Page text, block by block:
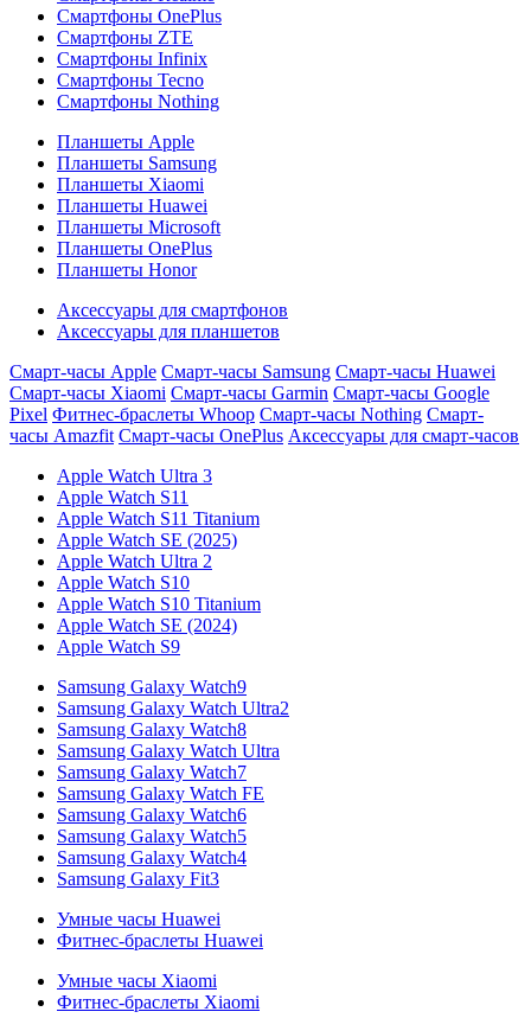
Смартфоны OnePlus
Смартфоны ZTE
Смартфоны Infinix
Смартфоны Tecno
Смартфоны Nothing
Планшеты Apple
Планшеты Samsung
Планшеты Xiaomi
Планшеты Huawei
Планшеты Microsoft
Планшеты OnePlus
Планшеты Honor
Аксессуары для смартфонов
Аксессуары для планшетов
Смарт-часы Apple Смарт-часы Samsung Смарт-часы Huawei
Смарт-часы Xiaomi Смарт-часы Garmin Смарт-часы Google
Pixel Фитнес-браслеты Whoop Смарт-часы Nothing Смарт-
часы Amazfit Смарт-часы OnePlus Аксессуары для смарт-часов
Apple Watch Ultra 3
Apple Watch S11
Apple Watch S11 Titanium
Apple Watch SE (2025)
Apple Watch Ultra 2
Apple Watch S10
Apple Watch S10 Titanium
Apple Watch SE (2024)
Apple Watch S9
Samsung Galaxy Watch9
Samsung Galaxy Watch Ultra2
Samsung Galaxy Watch8
Samsung Galaxy Watch Ultra
Samsung Galaxy Watch7
Samsung Galaxy Watch FE
Samsung Galaxy Watch6
Samsung Galaxy Watch5
Samsung Galaxy Watch4
Samsung Galaxy Fit3
Умные часы Huawei
Фитнес-браслеты Huawei
Умные часы Xiaomi
Фитнес-браслеты Xiaomi